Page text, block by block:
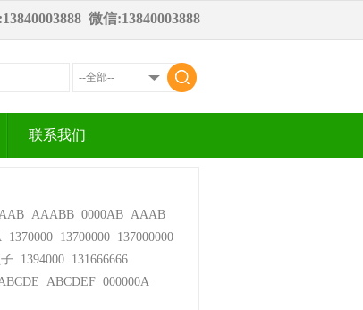
微信:13840003888
联系我们
AAABB 0000AB AAAB
1370000 13700000 137000000
1394000 131666666
ABCDEF 000000A